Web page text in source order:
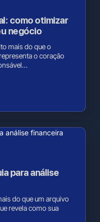
como otimizar
negócio
mais do que o
o coração
para análise
do que um arquivo
revela como sua